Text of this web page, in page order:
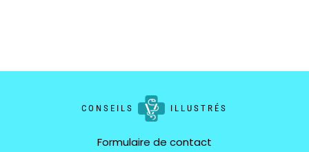
CONSEILS ILLUSTRÉS
Formulaire de contact